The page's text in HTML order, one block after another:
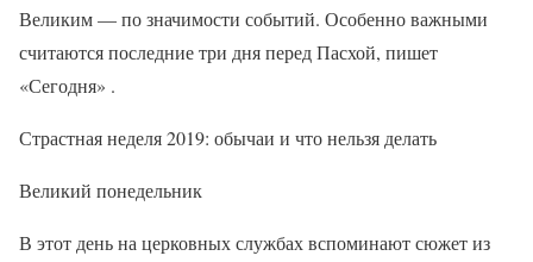
Великим — по значимости событий. Особенно важными
считаются последние три дня перед Пасхой, пишет
«Сегодня» .
Страстная неделя 2019: обычаи и что нельзя делать
Великий понедельник
В этот день на церковных службах вспоминают сюжет из